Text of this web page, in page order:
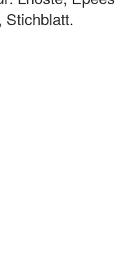
Stichblatt.